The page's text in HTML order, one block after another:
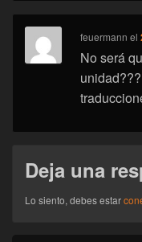
feuermann el
No será
Deja una
Lo siento, debes estar